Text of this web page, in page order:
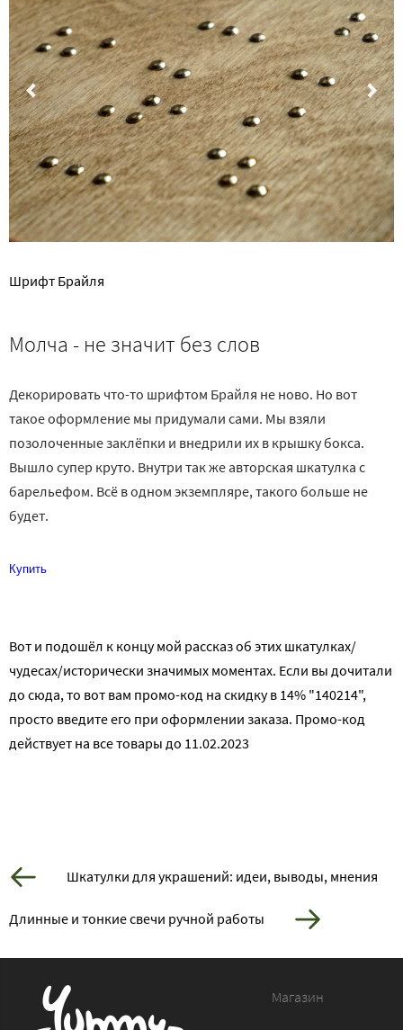
Шрифт Брайля
Молча - не значит без слов
Декорировать что-то шрифтом Брайля не ново. Но вот
такое оформление мы придумали сами. Мы взяли
позолоченные заклёпки и внедрили их в крышку бокса.
Вышло супер круто. Внутри так же авторская шкатулка с
барельефом. Всё в одном экземпляре, такого больше не
будет.
Купить
Вот и подошёл к концу мой рассказ об этих шкатулках/
чудесах/исторически значимых моментах. Если вы дочитали
до сюда, то вот вам промо-код на скидку в 14% "140214",
просто введите его при оформлении заказа. Промо-код
действует на все товары до 11.02.2023
Шкатулки для украшений: идеи, выводы, мнения
Длинные и тонкие свечи ручной работы
Магазин